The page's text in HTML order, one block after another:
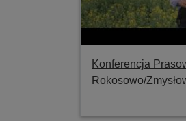
Konferencja
Rokosowo/